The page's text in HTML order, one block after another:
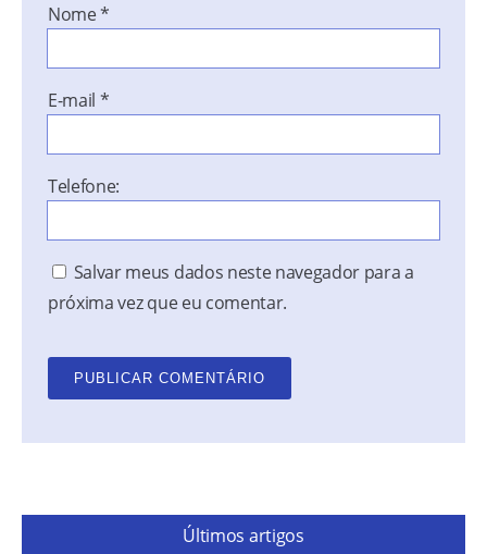
Nome*
E-mail *
Telefone:
Salvar meus dados neste navegador para a
próxima vez que eu comentar.
Últimos artigos